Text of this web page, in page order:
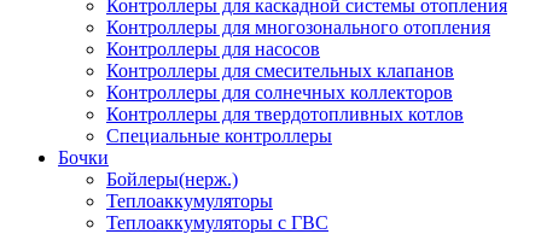
Контроллеры для каскадной системы отопления
Контроллеры для многозонального отопления
Контроллеры для насосов
Контроллеры для смесительных клапанов
Контроллеры для солнечных коллекторов
Контроллеры для твердотопливных котлов
Специальные контроллеры
Бочки
Бойлеры(нерж.)
Теплоаккумуляторы
Теплоаккумуляторы с ГВС